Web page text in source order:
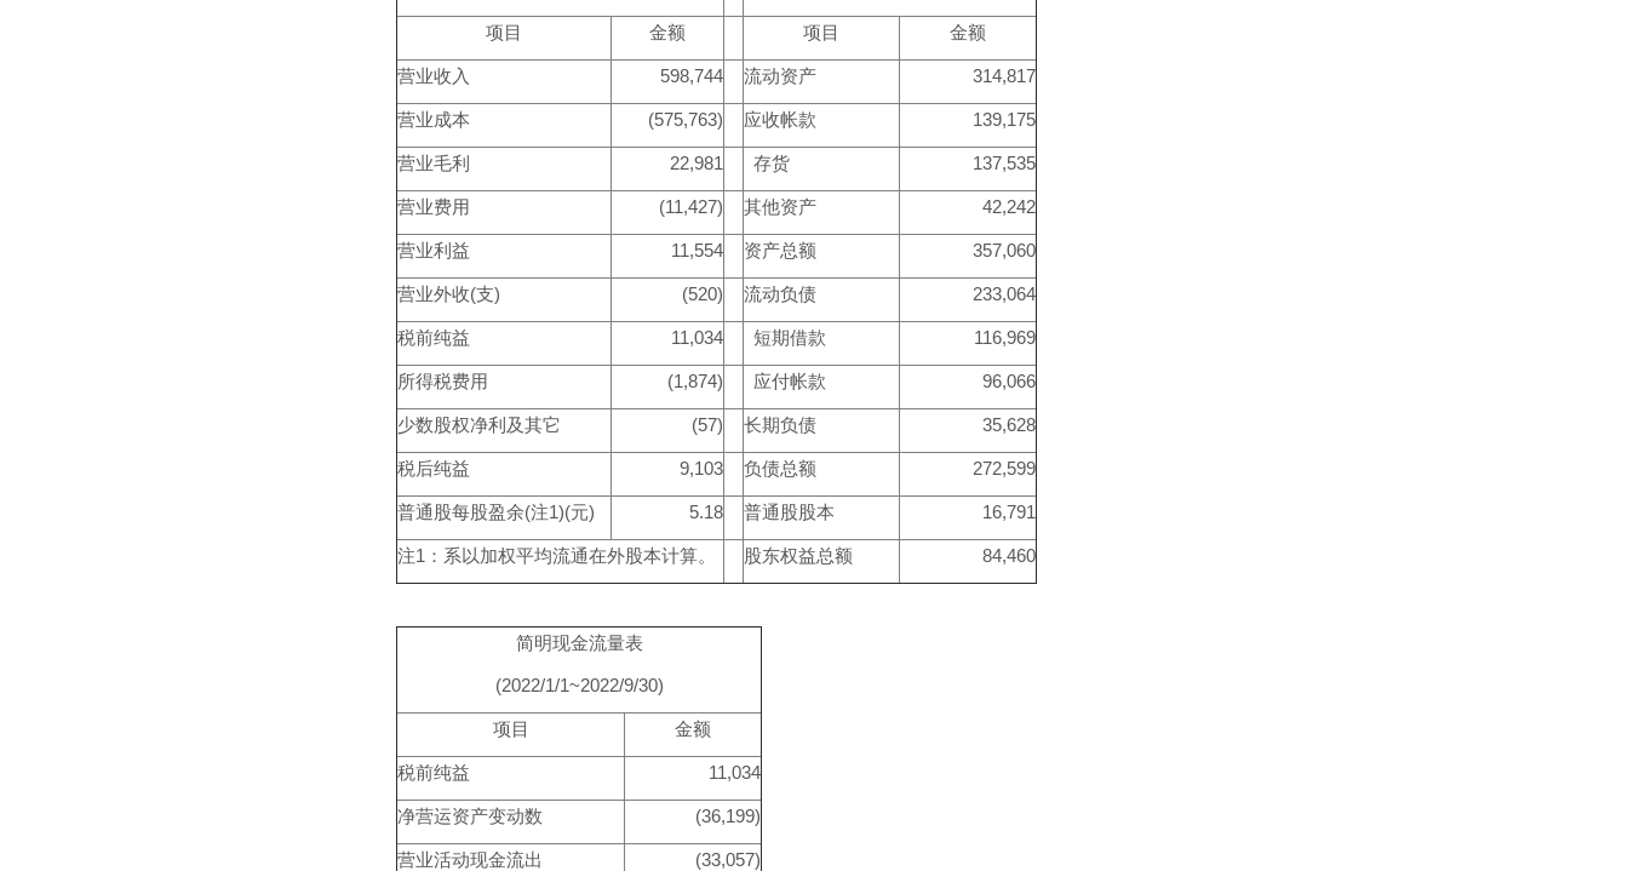
项目 金额 项目 金额
营业收入 598,744 流动资产 314,817
营业成本 (575,763) 应收帐款 139,175
营业毛利 22,981 存货 137,535
营业费用 (11,427) 其他资产 42,242
营业利益 11,554 资产总额 357,060
营业外收(支) (520) 流动负债 233,064
税前纯益 11,034 短期借款 116,969
所得税费用 (1,874) 应付帐款 96,066
少数股权净利及其它 (57) 长期负债 35,628
税后纯益 9,103 负债总额 272,599
普通股每股盈余(注1)(元) 5.18 普通股股本 16,791
注1：系以加权平均流通在外股本计算。 股东权益总额 84,460
简明现金流量表
(2022/1/1~2022/9/30)
项目 金额
税前纯益 11,034
净营运资产变动数 (36,199)
营业活动现金流出 (33,057)